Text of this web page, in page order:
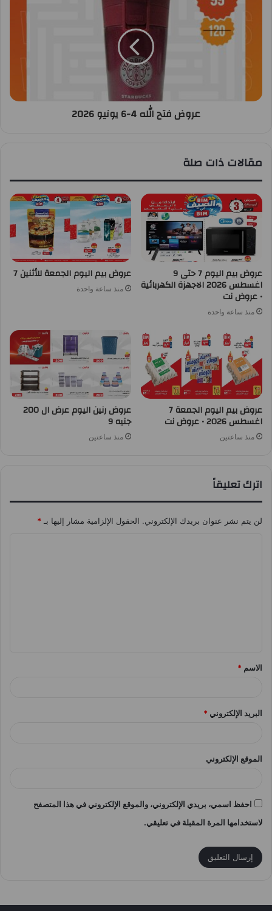
عروض فتح الله 4-6 يونيو 2026
مقالات ذات صلة
عروض بيم اليوم 7 حتى 9
اغسطس 2026 الاجهزة الكهربائية
• عروض نت
منذ ساعة واحدة
عروض بيم اليوم الجمعة للأثنين 7
منذ ساعة واحدة
عروض بيم اليوم الجمعة 7
اغسطس 2026 • عروض نت
منذ ساعتين
عروض رنين اليوم عرض ال 200
جنيه 9
منذ ساعتين
اترك تعليقاً
لن يتم نشر عنوان بريدك الإلكتروني. الحقول الإلزامية مشار إليها بـ *
*
الاسم *
البريد الإلكتروني *
الموقع الإلكتروني
احفظ اسمي، بريدي الإلكتروني، والموقع الإلكتروني في هذا المتصفح
لاستخدامها المرة المقبلة في تعليقي.